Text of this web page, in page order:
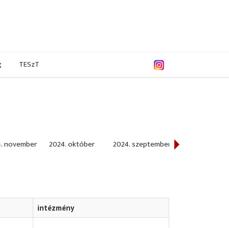
TESzT
november 2024. október 2024. szeptember 2024.
intézmény